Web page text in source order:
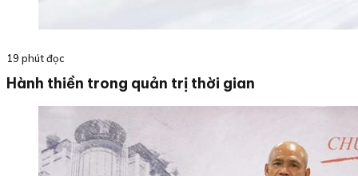
19 phút đọc
Hành thiền trong quản trị thời gian